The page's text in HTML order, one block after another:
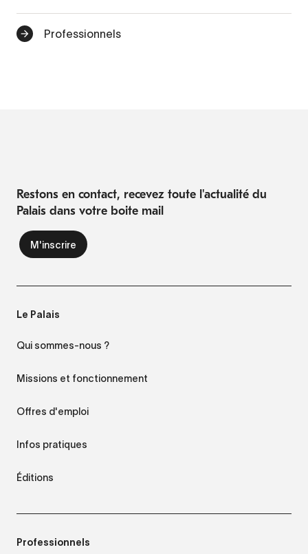
Professionnels
Restons en contact, recevez toute l'actualité du
Palais dans votre boite mail
Le Palais
Qui sommes-nous ?
Missions et fonctionnement
Offres d'emploi
Infos pratiques
Éditions
Professionnels